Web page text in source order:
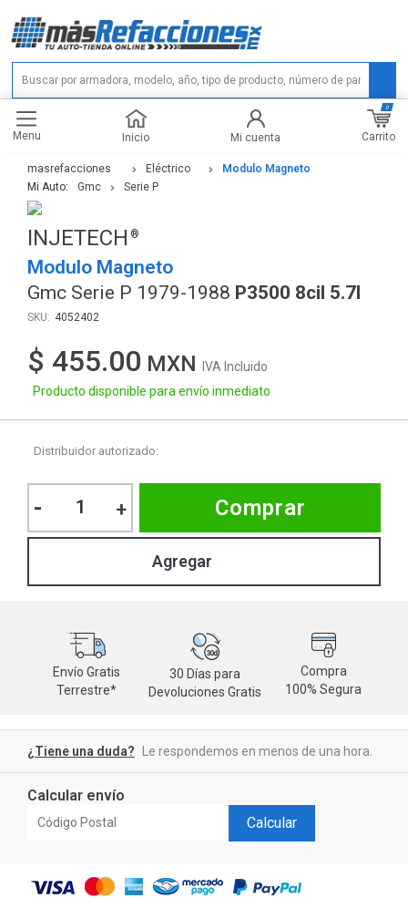
Menu Inicio Mi cuenta Carrito
0
masrefacciones Eléctrico
Modulo Magneto
Mi Auto:
Gmc Serie P
INJETECH
Modulo Magneto
Gmc Serie P 1979-1988 P3500 8cil 5.7l
4052402
$ 455.00
IVA Incluido
Producto disponible para envío inmediato
Distribuidor autorizado:
- + Comprar
Envío Gratis
Terrestre*
30 Días para
Devoluciones Gratis
Compra
100% Segura
¿Tiene una duda? Le respondemos en menos de una hora.
Calcular envío
Calcular